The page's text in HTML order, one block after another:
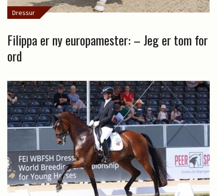
Dressur
Filippa er ny europamester: – Jeg er tom for
ord